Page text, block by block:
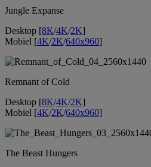
Jungle Expanse
Desktop [8K/4K/2K]
Mobiel [4K/2K/640x960]
Remnant of Cold
Desktop [8K/4K/2K]
Mobiel [4K/2K/640x960]
The Beast Hungers